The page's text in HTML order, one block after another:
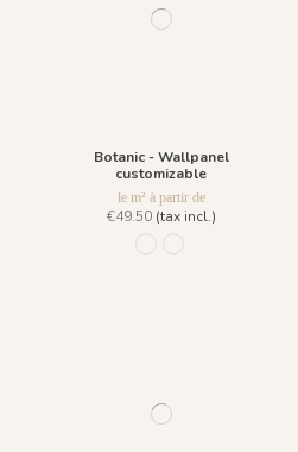
Botanic - Wallpanel
customizable
le m² à partir de
€49.50(tax incl.)